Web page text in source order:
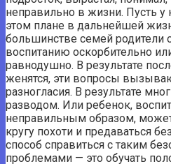
неправильно в жизни. Пусть у
этом плане в дальнейшей
большинстве семей родители
воспитанию оскорбительно
равнодушно. В результате
женятся, эти вопросы
разногласия. В результате
разводом. Или ребенок,
неправильным образом,
кругу похоти и предаваться
способ справиться с таким
проблемами — это обучать